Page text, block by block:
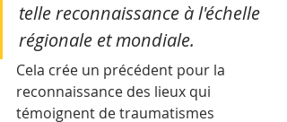
telle reconnaissance à l'échelle
régionale et mondiale.
Cela crée un précédent pour la
reconnaissance des lieux qui
témoignent de traumatismes